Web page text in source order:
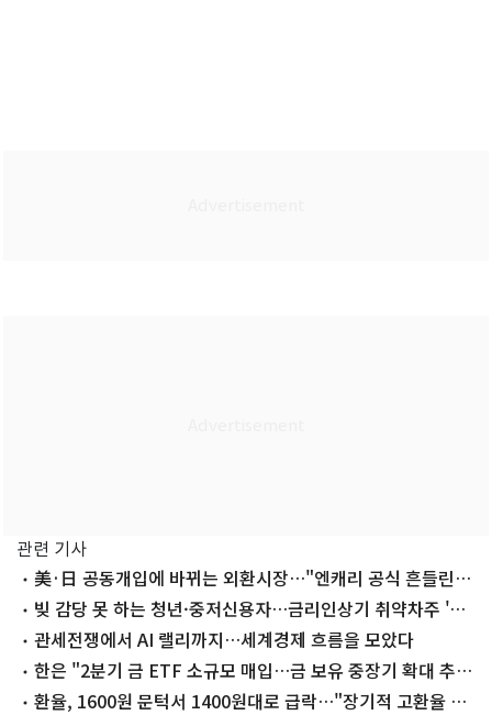
관련 기사
美·日 공동개입에 바뀌는 외환시장…"엔캐리 공식 흔들린
다"빚 감당 못 하는 청년·중저신용자…금리인상기 취약차주 '경
고음'
관세전쟁에서 AI 랠리까지…세계경제 흐름을 모았다
한은 "2분기 금 ETF 소규모 매입…금 보유 중장기 확대 추
진"환율, 1600원 문턱서 1400원대로 급락…"장기적 고환율 국